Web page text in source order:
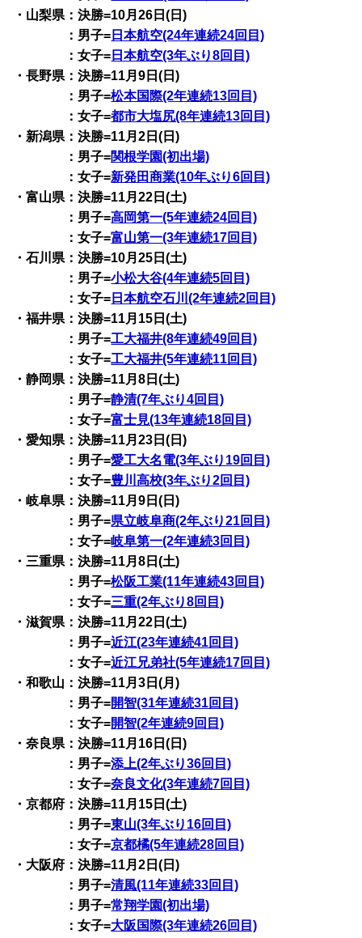
・山梨県：決勝=10月26日(日)
：男子= 日本航空(24年連続24回目)
：女子= 日本航空(3年ぶり8回目)
・長野県：決勝=11月9日(日)
：男子=松本国際(2年連続13回目)
：女子=都市大塩尻(8年連続13回目)
・新潟県：決勝=11月2日(日)
：男子=関根学園(初出場)
：女子=新発田商業(10年ぶり6回目)
・富山県：決勝=11月22日(土)
：男子=高岡第一(5年連続24回目)
：女子=富山第一(3年連続17回目)
・石川県：決勝=10月25日(土)
：男子=小松大谷(4年連続5回目)
：女子= 日本航空石川(2年連続2回目)
・福井県：決勝=11月15日(土)
：男子=工大福井(8年連続49回目)
：女子=工大福井(5年連続11回目)
・静岡県：決勝=11月8日(土)
：男子=静清(7年ぶり4回目)
：女子=富士見(13年連続18回目)
・愛知県：決勝=11月23日(日)
：男子=愛工大名電(3年ぶり19回目)
：女子=豊川高校(3年ぶり2回目)
・岐阜県：決勝=11月9日(日)
：男子=県立岐阜商(2年ぶり21回目)
：女子=岐阜第一(2年連続3回目)
・三重県：決勝=11月8日(土)
：男子=松阪工業(11年連続43回目)
：女子=三重(2年ぶり8回目)
・滋賀県：決勝=11月22日(土)
：男子=近江(23年連続41回目)
：女子=近江兄弟社(5年連続17回目)
・和歌山：決勝=11月3日(月)
：男子=開智(31年連続31回目)
：女子=開智(2年連続9回目)
・奈良県：決勝=11月16日(日)
：男子=添上(2年ぶり36回目)
：女子=奈良文化(3年連続7回目)
・京都府：決勝=11月15日(土)
：男子=東山(3年ぶり16回目)
：女子=京都橘(5年連続28回目)
・大阪府：決勝=11月2日(日)
：男子=清風(11年連続33回目)
：男子=常翔学園(初出場)
：女子=大阪国際(3年連続26回目)